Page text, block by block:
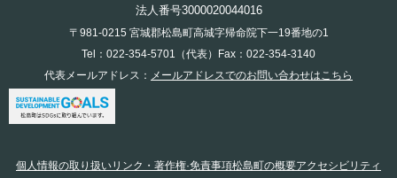
法人番号3000020044016
〒981-0215 宮城郡松島町高城字帰命院下一19番地の1
Tel：022-354-5701（代表）Fax：022-354-3140
代表メールアドレス： メールアドレスでのお問い合わせはこちら
個人情報の取り扱いリンク・著作権·免責事項松島町の概要アクセシビリティ